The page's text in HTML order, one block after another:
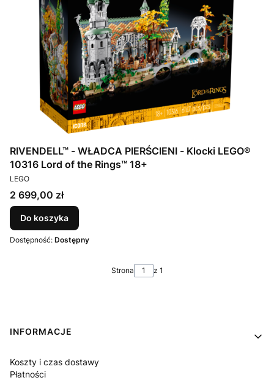
RIVENDELL™ - WŁADCA PIERŚCIENI - Klocki LEGO®
10316 Lord of the Rings™ 18+
PRODUCENT
LEGO
Cena
2 699,00 zł
Do koszyka
Dostępność: Dostępny
Strona z 1
Linki w stopce
INFORMACJE
Koszty i czas dostawy
Płatności